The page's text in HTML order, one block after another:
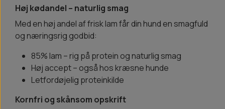
Høj kødandel – naturlig smag
Med en høj andel af frisk lam får din hund en smagfuld
og næringsrig godbid:
85% lam – rig på protein og naturlig smag
Høj accept – også hos kræsne hunde
Letfordøjelig proteinkilde
Kornfri og skånsom opskrift